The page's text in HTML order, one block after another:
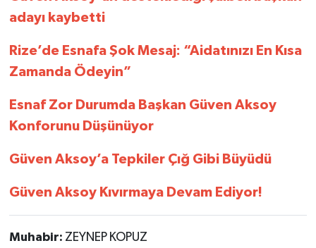
adayı kaybetti
Rize’de Esnafa Şok Mesaj: “Aidatınızı En Kısa
Zamanda Ödeyin”
Esnaf Zor Durumda Başkan Güven Aksoy
Konforunu Düşünüyor
Güven Aksoy’a Tepkiler Çığ Gibi Büyüdü
Güven Aksoy Kıvırmaya Devam Ediyor!
Muhabir: ZEYNEP KOPUZ